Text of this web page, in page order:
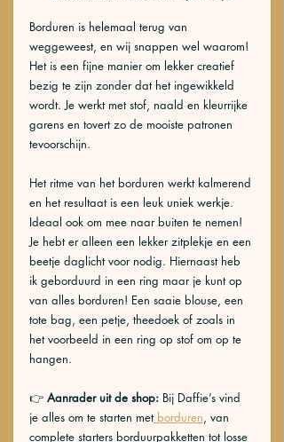
Borduren is helemaal terug van
weggeweest, en wij snappen wel waarom!
Het is een fijne manier om lekker creatief
bezig te zijn zonder dat het ingewikkeld
wordt. Je werkt met stof, naald en kleurrijke
garens en tovert zo de mooiste patronen
tevoorschijn.
Het ritme van het borduren werkt kalmerend
en het resultaat is een leuk uniek werkje.
Ideaal ook om mee naar buiten te nemen!
Je hebt er alleen een lekker zitplekje en een
beetje daglicht voor nodig. Hiernaast heb
ik geborduurd in een ring maar je kunt op
van alles borduren! Een saaie blouse, een
tote bag, een petje, theedoek of zoals in
het voorbeeld in een ring op stof om op te
hangen.
👉 Aanrader uit de shop: Bij Daffie’s vind
je alles om te starten met borduren, van
complete starters borduurpakketten tot losse